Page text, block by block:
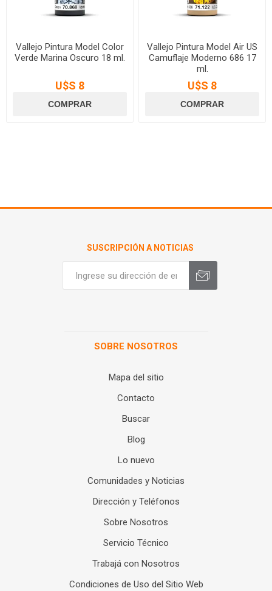
Vallejo Pintura Model Color
Verde Marina Oscuro 18 ml.
U$S 8
Vallejo Pintura Model Air US
Camuflaje Moderno 686 17
ml.
U$S 8
SUSCRIPCIÓN A NOTICIAS
SOBRE NOSOTROS
Mapa del sitio
Contacto
Buscar
Blog
Lo nuevo
Comunidades y Noticias
Dirección y Teléfonos
Sobre Nosotros
Servicio Técnico
Trabajá con Nosotros
Condiciones de Uso del Sitio Web